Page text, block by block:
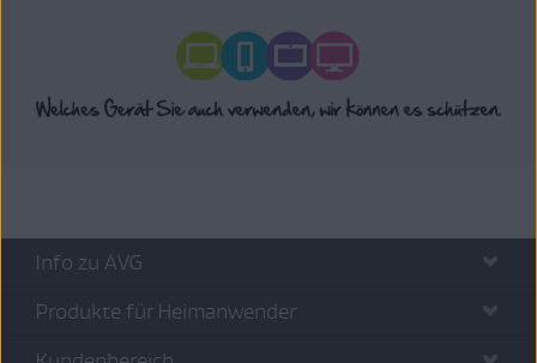
Info zu AVG
Produkte für Heimanwender